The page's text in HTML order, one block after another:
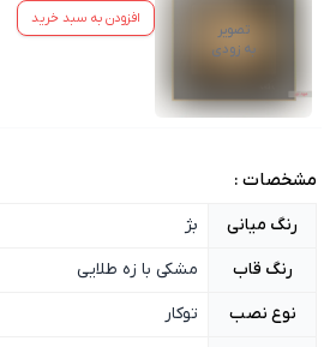
تصویر
به زودی
افزودن به سبد خرید
مشخصات :
رنگ میانی
بژ
رنگ قاب
مشکی با زه طلایی
نوع نصب
توکار